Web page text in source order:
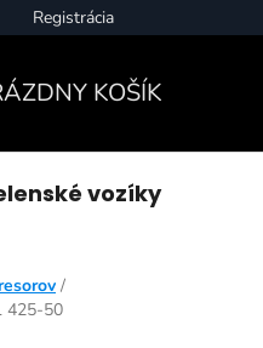
Registrácia
KOŠÍK
vozíky
/
425-50